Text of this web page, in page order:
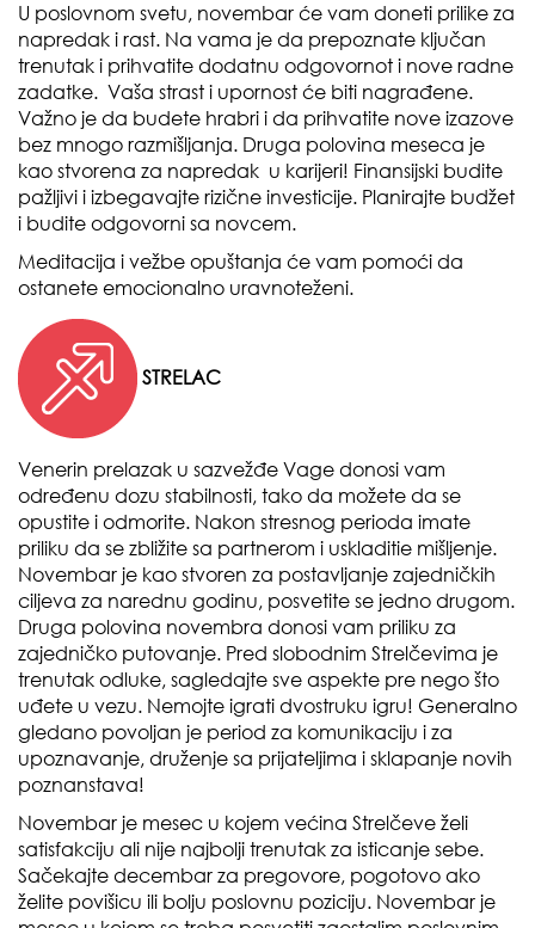
U poslovnom svetu, novembar će vam doneti prilike za
napredak i rast. Na vama je da prepoznate ključan
trenutak i prihvatite dodatnu odgovornot i nove radne
zadatke. Vaša strast i upornost će biti nagrađene.
Važno je da budete hrabri i da prihvatite nove izazove
bez mnogo razmišljanja. Druga polovina meseca je
kao stvorena za napredak u karijeri! Finansijski budite
pažljivi i izbegavajte rizične investicije. Planirajte budžet
i budite odgovorni sa novcem.
Meditacija i vežbe opuštanja će vam pomoći da
ostanete emocionalno uravnoteženi.
STRELAC
Venerin prelazak u sazvežđe Vage donosi vam
određenu dozu stabilnosti, tako da možete da se
opustite i odmorite. Nakon stresnog perioda imate
priliku da se zbližite sa partnerom i uskladitie mišljenje.
Novembar je kao stvoren za postavljanje zajedničkih
ciljeva za narednu godinu, posvetite se jedno drugom.
Druga polovina novembra donosi vam priliku za
zajedničko putovanje. Pred slobodnim Strelčevima je
trenutak odluke, sagledajte sve aspekte pre nego što
uđete u vezu. Nemojte igrati dvostruku igru! Generalno
gledano povoljan je period za komunikaciju i za
upoznavanje, druženje sa prijateljima i sklapanje novih
poznanstava!
Novembar je mesec u kojem većina Strelčeve želi
satisfakciju ali nije najbolji trenutak za isticanje sebe.
Sačekajte decembar za pregovore, pogotovo ako
želite povišicu ili bolju poslovnu poziciju. Novembar je